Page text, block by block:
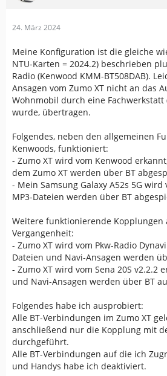
24. März 2024
Meine Konfiguration ist die gleiche
NTU-Karten = 2024.2) beschrieben
Radio (Kenwood KMM-BT508DAB).
Ansagen vom Zumo XT nicht an das
Wohnmobil durch eine Fachwerkstatt
wurde, übertragen.
Folgendes, neben den allgemeinen
Kenwoods, funktioniert:
- Zumo XT wird vom Kenwood
dem Zumo XT werden über BT
- Mein Samsung Galaxy A52s 5G
MP3-Dateien werden über BT
Weitere funktionierende Kopplungen
Vergangenheit:
- Zumo XT wird vom Pkw-Radio
Dateien und Navi-Ansagen werden
- Zumo XT wird vom Sena 20S v2.2.2
und Navi-Ansagen werden über BT
Folgendes habe ich ausprobiert:
Alle BT-Verbindungen im Zumo XT
anschließend nur die Kopplung mit
durchgeführt.
Alle BT-Verbindungen auf die ich
und Handys habe ich deaktiviert.